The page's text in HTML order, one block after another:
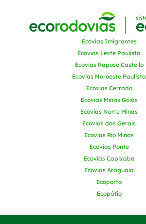
Ecovias Imigrantes
Ecovias Leste Paulista
Ecovias Raposo Castello
Ecovias Noroeste Paulista
Ecovias Cerrado
Ecovias Minas Goiás
Ecovias Norte Minas
Ecovias das Gerais
Ecovias Rio Minas
Ecovias Ponte
Ecovias Capixaba
Ecovias Araguaia
Ecoporto
Ecopátio